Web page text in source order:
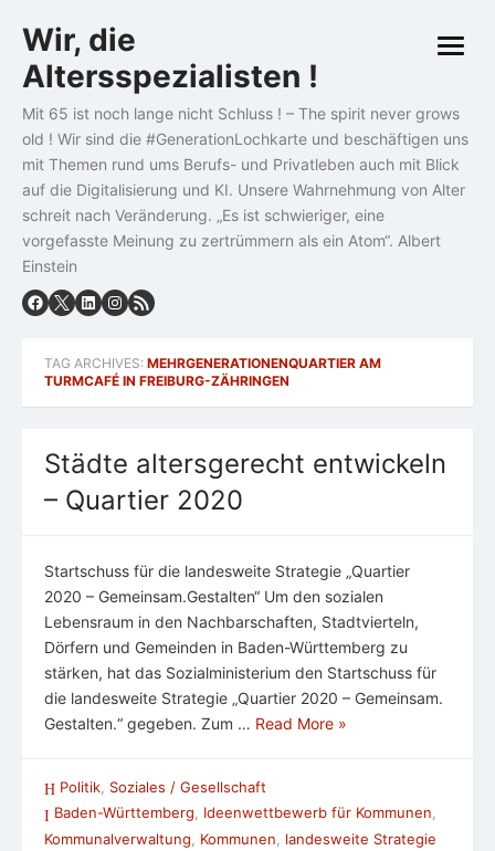
to
content
Wir, die
Altersspezialisten !
Mit 65 ist noch lange nicht Schluss ! – The spirit never grows
old ! Wir sind die #GenerationLochkarte und beschäftigen uns
mit Themen rund ums Berufs- und Privatleben auch mit Blick
auf die Digitalisierung und KI. Unsere Wahrnehmung von Alter
schreit nach Veränderung. „Es ist schwieriger, eine
vorgefasste Meinung zu zertrümmern als ein Atom“. Albert
Einstein
open
TAG ARCHIVES: MEHRGENERATIONENQUARTIER AM
TURMCAFÉ IN FREIBURG-ZÄHRINGEN
Städte altersgerecht entwickeln
– Quartier 2020
Startschuss für die landesweite Strategie „Quartier
2020 – Gemeinsam.Gestalten“ Um den sozialen
Lebensraum in den Nachbarschaften, Stadtvierteln,
Dörfern und Gemeinden in Baden-Württemberg zu
stärken, hat das Sozialministerium den Startschuss für
die landesweite Strategie „Quartier 2020 – Gemeinsam.
Gestalten.“ gegeben. Zum … Read More »
Politik Soziales / Gesellschaft
Baden-Württemberg, Ideenwettbewerb für Kommunen,
Kommunalverwaltung
Kommunen
landesweite Strategie